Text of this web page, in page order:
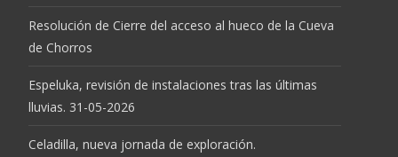
Resolución de Cierre del acceso al hueco de la Cueva
de Chorros
Espeluka, revisión de instalaciones tras las últimas
lluvias. 31-05-2026
Celadilla, nueva jornada de exploración.